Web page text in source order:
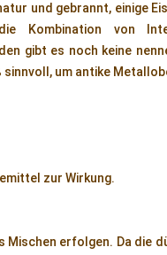
und gebrannt, einige
von
gibt es noch keine
um antike
zur Wirkung.
erfolgen. Da die